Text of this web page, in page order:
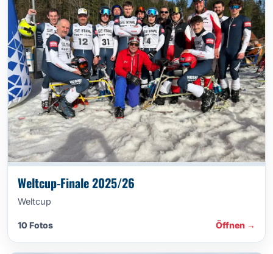
Weltcup-Finale 2025/26
Weltcup
10 Fotos Öffnen →